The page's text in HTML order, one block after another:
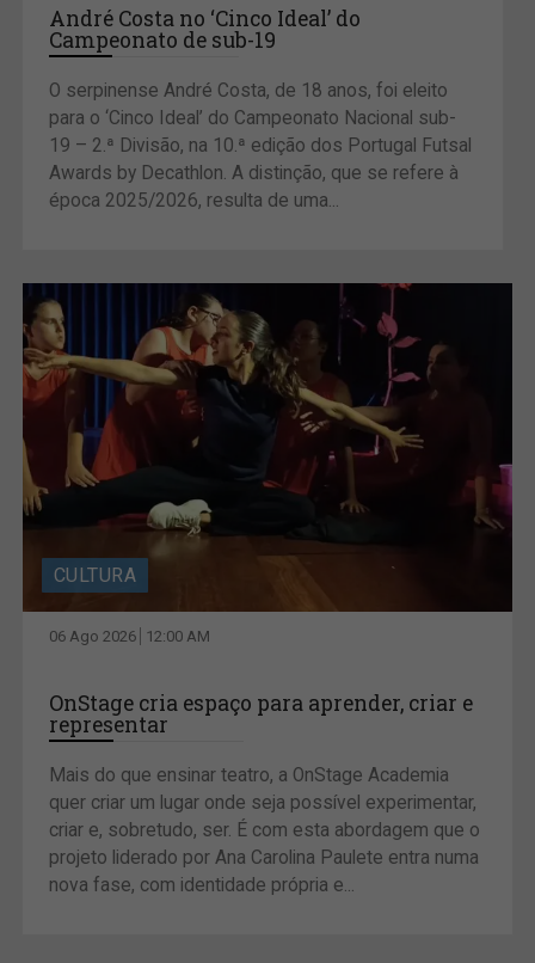
André Costa no ‘Cinco Ideal’ do
Campeonato de sub-19
O serpinense André Costa, de 18 anos, foi eleito
para o ‘Cinco Ideal’ do Campeonato Nacional sub-
19 – 2.ª Divisão, na 10.ª edição dos Portugal Futsal
Awards by Decathlon. A distinção, que se refere à
época 2025/2026, resulta de uma...
CULTURA
06 Ago 2026 12:00 AM
OnStage cria espaço para aprender, criar e
representar
Mais do que ensinar teatro, a OnStage Academia
quer criar um lugar onde seja possível experimentar,
criar e, sobretudo, ser. É com esta abordagem que o
projeto liderado por Ana Carolina Paulete entra numa
nova fase, com identidade própria e...